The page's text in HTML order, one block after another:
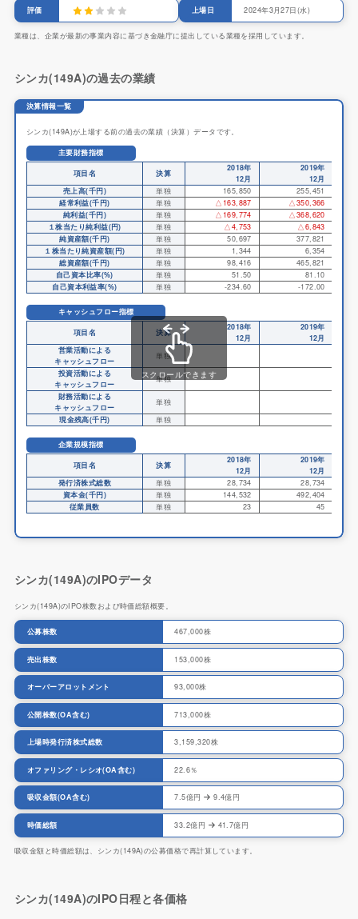
評価 上場日 2024年3月27日(水)
業種は、企業が最新の事業内容に基づき金融庁に提出している業種を採用しています。
シンカ(149A)の過去の業績
決算情報一覧
シンカ(149A)が上場する前の過去の業績（決算）データです。
主要財務指標
項目名
決算
2018年
12月
2019年
12月
売上高(千円)
単独 165,850
255,451
経常利益(千円)
単独 △163,887
△350,366
純利益(千円)
単独 △169,774
△368,620
１株当たり純利益(円)
単独 △4,753
△6,843
純資産額(千円)
単独 50,697
377,821
１株当たり純資産額(円)
単独 1,344
6,354
総資産額(千円)
単独 98,416
465,821
自己資本比率(%)
単独 51.50
81.10
自己資本利益率(%)
単独 -234.60 -172.00
キャッシュフロー指標
項目名
決算
2018年
12月
2019年
12月
営業活動による
キャッシュフロー
単独
投資活動による
キャッシュフロー
単独
財務活動による
キャッシュフロー
単独
現金残高(千円)
単独
企業規模指標
項目名
決算
2018年
12月
2019年
12月
発行済株式総数
単独 28,734
28,734
資本金(千円)
単独 144,532
492,404
従業員数
単独 23 45
スクロールできます
シンカ(149A)のIPOデータ
シンカ(149A)のIPO株数および時価総額概要。
公募株数 467,000株
売出株数 153,000株
オーバーアロットメント 93,000株
公開株数(OA含む) 713,000株
上場時発行済株式総数 3,159,320株
オファリング・レシオ(OA含む) 22.6％
吸収金額(OA含む) 7.5億円 9.4億円
時価総額 33.2億円 41.7億円
吸収金額と時価総額は、シンカ(149A)の公募価格で再計算しています。
シンカ(149A)のIPO日程と各価格